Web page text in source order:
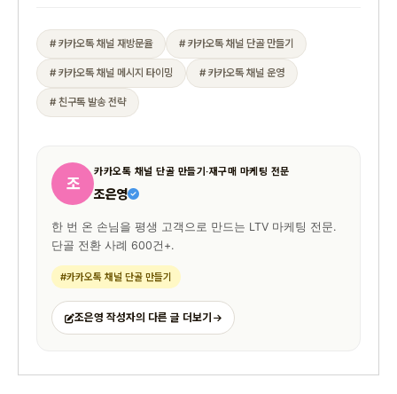
# 카카오톡 채널 재방문율 # 카카오톡 채널 단골 만들기
# 카카오톡 채널 메시지 타이밍 # 카카오톡 채널 운영
# 친구톡 발송 전략
조
카카오톡 채널 단골 만들기·재구매 마케팅 전문
조은영
한 번 온 손님을 평생 고객으로 만드는 LTV 마케팅 전문.
단골 전환 사례 600건+.
#카카오톡 채널 단골 만들기
조은영 작성자의 다른 글 더보기